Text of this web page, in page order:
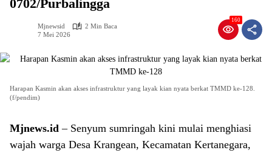
0702/Purbalingga
Mjnewsid
2 Min Baca
7 Mei 2026
160
Harapan Kasmin akan akses infrastruktur yang layak kian nyata berkat TMMD ke-128.
(f/pendim)
Mjnews.id – Senyum sumringah kini mulai menghiasi
wajah warga Desa Krangean, Kecamatan Kertanegara,